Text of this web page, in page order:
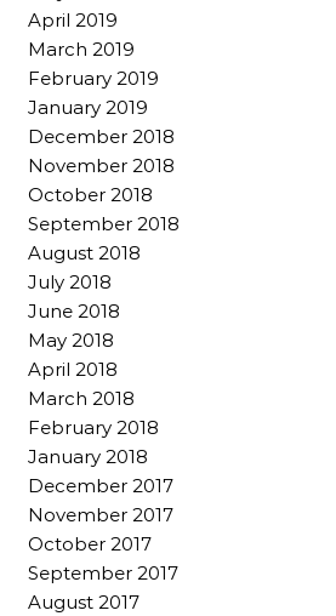
April 2019
March 2019
February 2019
January 2019
December 2018
November 2018
October 2018
September 2018
August 2018
July 2018
June 2018
May 2018
April 2018
March 2018
February 2018
January 2018
December 2017
November 2017
October 2017
September 2017
August 2017